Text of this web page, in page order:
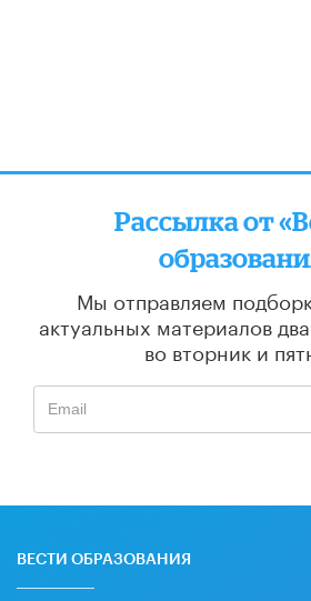
Рассылка от
Мы отправляем
актуальных материалов
во вторник и
ВЕСТИ ОБРАЗОВАНИЯ